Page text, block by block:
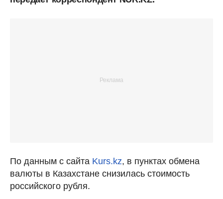
По данным с сайта Kurs.kz, в пунктах обмена
валюты в Казахстане снизилась стоимость
российского рубля.